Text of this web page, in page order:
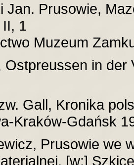
Jan. Prusowie,
1
Muzeum
Ostpreussen in
Gall, Kronika
Kraków-Gdańsk
Prusowie we
[w:]